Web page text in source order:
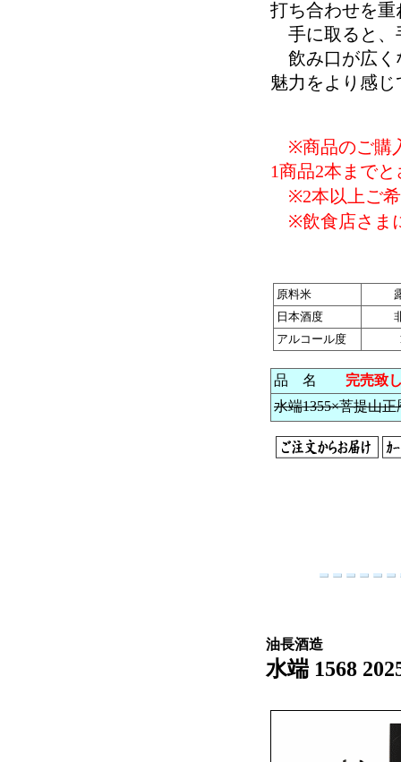
打ち合わせを
手に取ると、
飲み口が広く
魅力をより感
※商品のご購
1商品2本まで
※2本以上ご
※飲食店さま
原料米
日本酒度
アルコール度
品 名 完売致
水端1355×菩提山
油長酒造
水端 1568